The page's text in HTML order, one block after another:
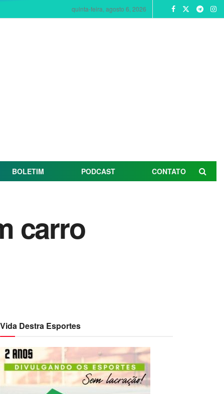
quinta-feira, agosto 6, 2026
BOLETIM PODCAST CONTATO
carro
Vida Destra Esportes